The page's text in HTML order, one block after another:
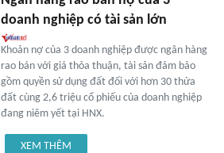
doanh nghiệp có tài sản lớn
Khoản nợ của 3 doanh nghiệp được ngân hàng
rao bán với giá thỏa thuận, tài sản đảm bảo
gồm quyền sử dụng đất đối với hơn 30 thửa
đất cùng 2,6 triệu cổ phiếu của doanh nghiệp
đang niêm yết tại HNX.
XEM THÊM